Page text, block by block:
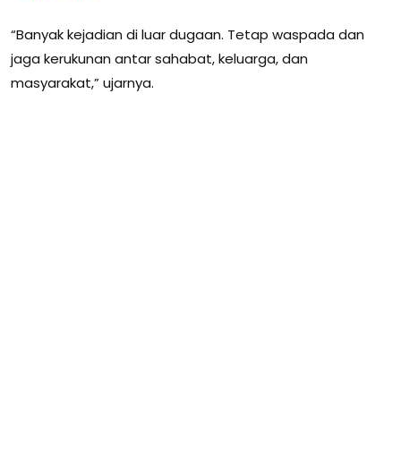
“Banyak kejadian di luar dugaan. Tetap waspada dan
jaga kerukunan antar sahabat, keluarga, dan
masyarakat,” ujarnya.